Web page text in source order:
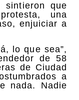
sintieron que
una
enjuiciar a
lo que sea”,
de 58
de Ciudad
a
nada. Nadie